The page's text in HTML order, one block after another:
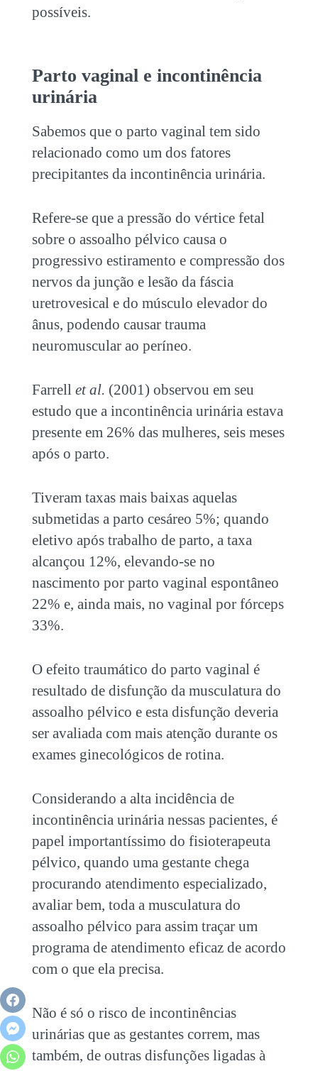
possíveis.
Parto vaginal e incontinência
urinária
Sabemos que o parto vaginal tem sido
relacionado como um dos fatores
precipitantes da incontinência urinária.
Refere-se que a pressão do vértice fetal
sobre o assoalho pélvico causa o
progressivo estiramento e compressão dos
nervos da junção e lesão da fáscia
uretrovesical e do músculo elevador do
ânus, podendo causar trauma
neuromuscular ao períneo.
Farrell et al. (2001) observou em seu
estudo que a incontinência urinária estava
presente em 26% das mulheres, seis meses
após o parto.
Tiveram taxas mais baixas aquelas
submetidas a parto cesáreo 5%; quando
eletivo após trabalho de parto, a taxa
alcançou 12%, elevando-se no
nascimento por parto vaginal espontâneo
22% e, ainda mais, no vaginal por fórceps
33%.
O efeito traumático do parto vaginal é
resultado de disfunção da musculatura do
assoalho pélvico e esta disfunção deveria
ser avaliada com mais atenção durante os
exames ginecológicos de rotina.
Considerando a alta incidência de
incontinência urinária nessas pacientes, é
papel importantíssimo do fisioterapeuta
pélvico, quando uma gestante chega
procurando atendimento especializado,
avaliar bem, toda a musculatura do
assoalho pélvico para assim traçar um
programa de atendimento eficaz de acordo
com o que ela precisa.
Não é só o risco de incontinências
urinárias que as gestantes correm, mas
também, de outras disfunções ligadas à